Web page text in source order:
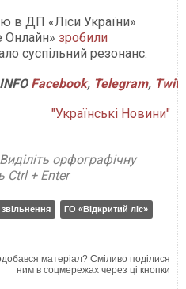
в ДП «Ліси України»
Онлайн» зробили
суспільний резонанс.
Facebook, Telegram,
"Українські Новини"
орфографічну
Ctrl + Enter
звільнення
ГО «Відкритий ліс»
матеріал? Сміливо поділися
ним в соцмережах через ці кнопки